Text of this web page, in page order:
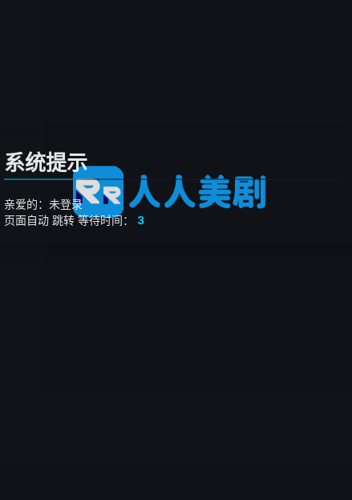
系统提示
亲爱的：未登录
页面自动 跳转等待时间： 3